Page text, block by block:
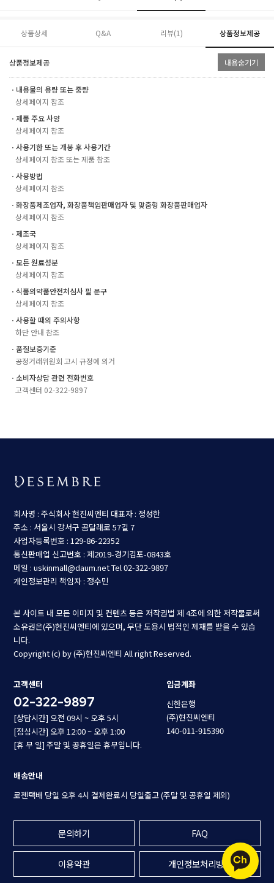
상품상세 Q&A 리뷰(1) 상품정보제공
상품정보제공 내용숨기기
ㆍ내용물의 용량 또는 중량
상세페이지 참조
ㆍ제품 주요 사양
상세페이지 참조
ㆍ사용기한 또는 개봉 후 사용기간
상세페이지 참조 또는 제품 참조
ㆍ사용방법
상세페이지 참조
ㆍ화장품제조업자, 화장품책임판매업자 및 맞춤형 화장품판매업자
상세페이지 참조
ㆍ제조국
상세페이지 참조
ㆍ모든 원료성분
상세페이지 참조
ㆍ식품의약품안전처심사 필 문구
상세페이지 참조
ㆍ사용할 때의 주의사항
하단 안내 참조
ㆍ품질보증기준
공정거래위원회 고시 규정에 의거
ㆍ소비자상담 관련 전화번호
고객센터 02-322-9897
회사명 : 주식회사 현진씨엔티 대표자 : 정성한
주소 : 서울시 강서구 곰달래로 57길 7
사업자등록번호 : 129-86-22352
통신판매업 신고번호 : 제2019-경기김포-0843호
메일 : uskinmall@daum.netTel 02-322-9897
개인정보관리 책임자 : 정수민
본 사이트 내 모든 이미지 및 컨텐츠 등은 저작권법 제 4조에 의한 저작물로써
소유권은(주)현진씨엔티에 있으며, 무단 도용시 법적인 제재를 받을 수 있습
니다.
Copyright (c) by (주)현진씨엔티 All right Reserved.
고객센터
02-322-9897
[상담시간] 오전 09시 ~ 오후 5시
[점심시간] 오후 12:00 ~ 오후 1:00
[휴 무 일] 주말 및 공휴일은 휴무입니다.
입금계좌
신한은행
(주)현진씨엔티
140-011-915390
배송안내
로젠택배 당일 오후 4시 결제완료시 당일출고 (주말 및 공휴일 제외)
문의하기 FAQ
이용약관 개인정보처리방침